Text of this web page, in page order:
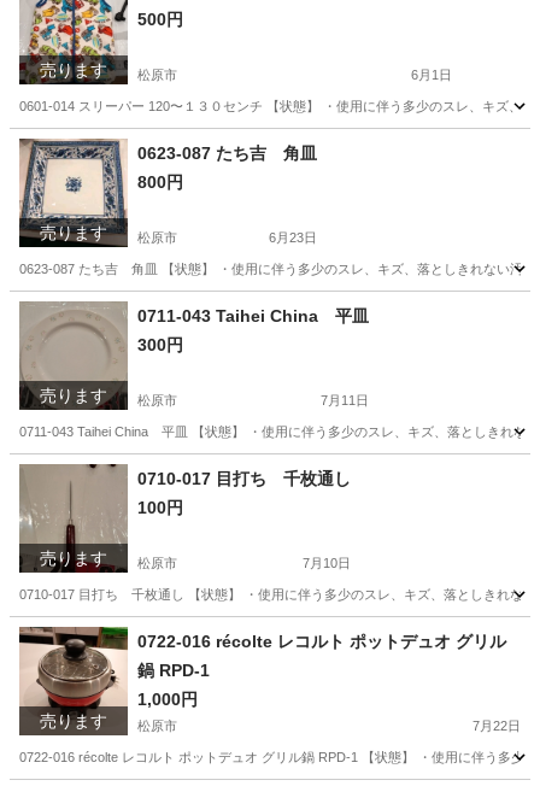
売ります
500円
松原市 6月1日
0601-014 スリーパー 120〜１３０センチ 【状態】 ・使用に伴う多少のスレ、キズ、
大阪 松原市 現地
売ります
0623-087 たち吉 角皿
800円
松原市 6月23日
0623-087 たち吉 角皿 【状態】 ・使用に伴う多少のスレ、キズ、落としきれない汚
大阪 松原市
売ります
0711-043 Taihei China 平皿
300円
松原市 7月11日
0711-043 Taihei China 平皿 【状態】 ・使用に伴う多少のスレ、キズ、落としきれ
大阪 松原市 現地
売ります
0710-017 目打ち 千枚通し
100円
松原市 7月10日
0710-017 目打ち 千枚通し 【状態】 ・使用に伴う多少のスレ、キズ、落としきれな
大阪 松原市 目打ち
売ります
0722-016 récolte レコルト ポットデュオ グリル
鍋 RPD-1
1,000円
松原市 7月22日
0722-016 récolte レコルト ポットデュオ グリル鍋 RPD-1 【状態】 ・使用に伴う多少